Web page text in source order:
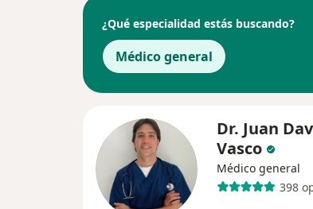
¿Qué especialidad estás buscando?
Médico general
Dr. Juan
Vasco
Médico general
398